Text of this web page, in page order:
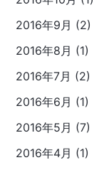
2016年9月 (2)
2016年8月 (1)
2016年7月 (2)
2016年6月 (1)
2016年5月 (7)
2016年4月 (1)